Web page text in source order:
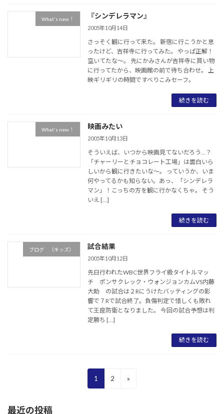
What's new！ 『シンデレラマン』
2005年10月14日
さっそく観に行って来た。 新宿に行こうかと思
ったけど、吉祥寺に行ってみた。 やっぱ正解！
空いてたな～。 先にかみさんが吉祥寺に買い物
に行ってたから、映画館の前で待ち合わせ。 上
映ギリギリの時間ですべりこみセーフ。
続きを読む
What's new！ 映画みたい
2005年10月13日
そういえば、いつから映画見てないだろう…？
「チャーリーとチョコレート工場」は面白いら
しいから観に行きたいな～。 っていうか、いま
何やってるかも知らない。あっ、「シンデレラ
マン」！こっちの方を観に行かなくちゃ。 そう
いえ […]
続きを読む
ブログ （キッズ） 試合結果
2005年10月12日
先日行われたWBC世界フライ級タイトルマッ
チ ポンサクレック・ウォンジョンカムVS内藤
大助 の試合は２Rにうけたバッティングの影
響で７Rで試合終了。負傷判定で惜しくも敗れ
て王座防衛となりました。 今回の試合予想は判
定勝ち […]
続きを読む
ペ
固
定
1
固
2 »
最近の投稿